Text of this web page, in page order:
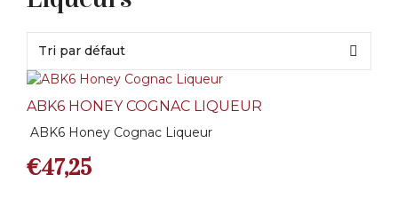
ABK6 HONEY COGNAC LIQUEUR
ABK6 Honey Cognac Liqueur
€47,25